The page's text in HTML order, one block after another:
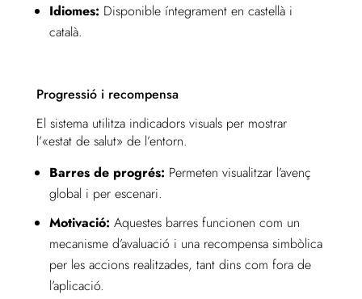
Idiomes: Disponible íntegrament en castellà i
català.
Progressió i recompensa
El sistema utilitza indicadors visuals per mostrar
l’«estat de salut» de l’entorn.
Barres de progrés: Permeten visualitzar l’avenç
global i per escenari.
Motivació: Aquestes barres funcionen com un
mecanisme d’avaluació i una recompensa simbòlica
per les accions realitzades, tant dins com fora de
l’aplicació.